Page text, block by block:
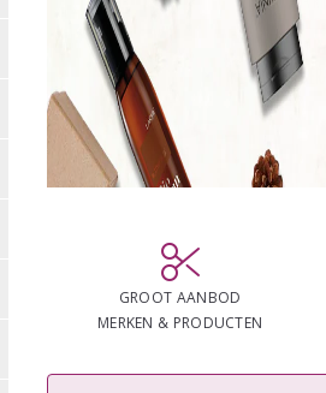
GROOT AANBOD
MERKEN & PRODUCTEN